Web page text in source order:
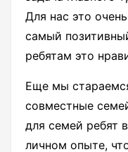
Для нас это
самый
ребятам это
Еще мы
совместные
для семей ребят
личном опыте,